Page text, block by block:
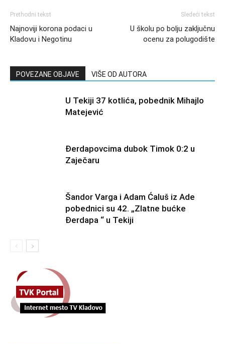
Prethodni tekst
Najnoviji korona podaci u
Kladovu i Negotinu
Sledeći tekst
U školu po bolju zaključnu
ocenu za polugodište
POVEZANE OBJAVE VIŠE OD AUTORA
U Tekiji 37 kotlića, pobednik Mihajlo
Matejević
Đerdapovcima dubok Timok 0:2 u
Zaječaru
Šandor Varga i Adam Ćaluš iz Ade
pobednici su 42. „Zlatne bućke
Đerdapa “ u Tekiji